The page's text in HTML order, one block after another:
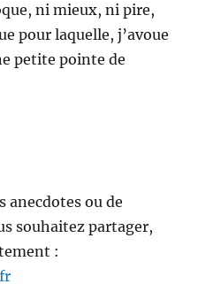
ni mieux, ni pire,
pour laquelle, j’avoue
petite pointe de
anecdotes ou de
souhaitez partager,
: